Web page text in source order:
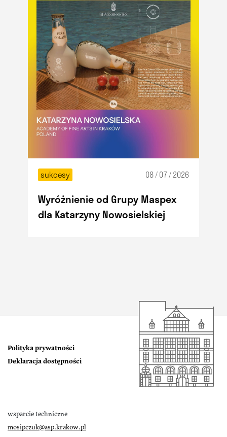
sukcesy 08 / 07 / 2026
Wyróżnienie od Grupy Maspex
dla Katarzyny Nowosielskiej
Polityka prywatności
Deklaracja dostępności
wsparcie techniczne
mosipczuk@asp.krakow.pl